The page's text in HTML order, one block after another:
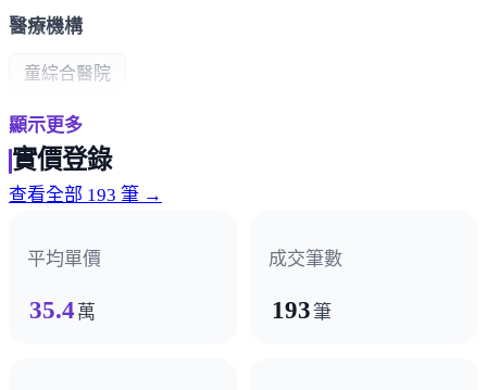
醫療機構
童綜合醫院
政府機構
顯示更多
實價登錄
查看全部 193 筆 →
平均單價
35.4 萬
成交筆數
193筆